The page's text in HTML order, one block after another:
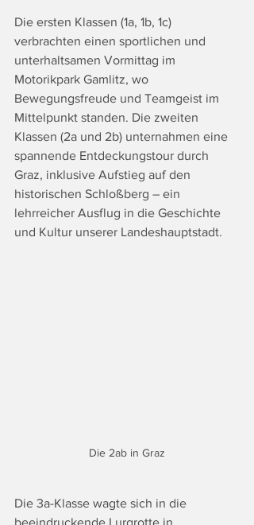
Die ersten Klassen (1a, 1b, 1c)
verbrachten einen sportlichen und
unterhaltsamen Vormittag im
Motorikpark Gamlitz, wo
Bewegungsfreude und Teamgeist im
Mittelpunkt standen. Die zweiten
Klassen (2a und 2b) unternahmen eine
spannende Entdeckungstour durch
Graz, inklusive Aufstieg auf den
historischen Schloßberg – ein
lehrreicher Ausflug in die Geschichte
und Kultur unserer Landeshauptstadt.
Die 2ab in Graz
Die 3a-Klasse wagte sich in die
beeindruckende Lurgrotte in